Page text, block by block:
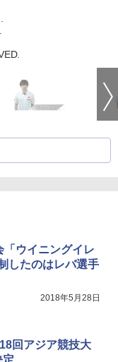
ウイニングイレ
したのはレバ選手
2018年5月28日
回アジア競技大
定